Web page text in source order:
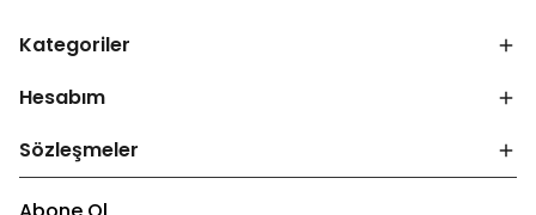
Kategoriler
Hesabım
Sözleşmeler